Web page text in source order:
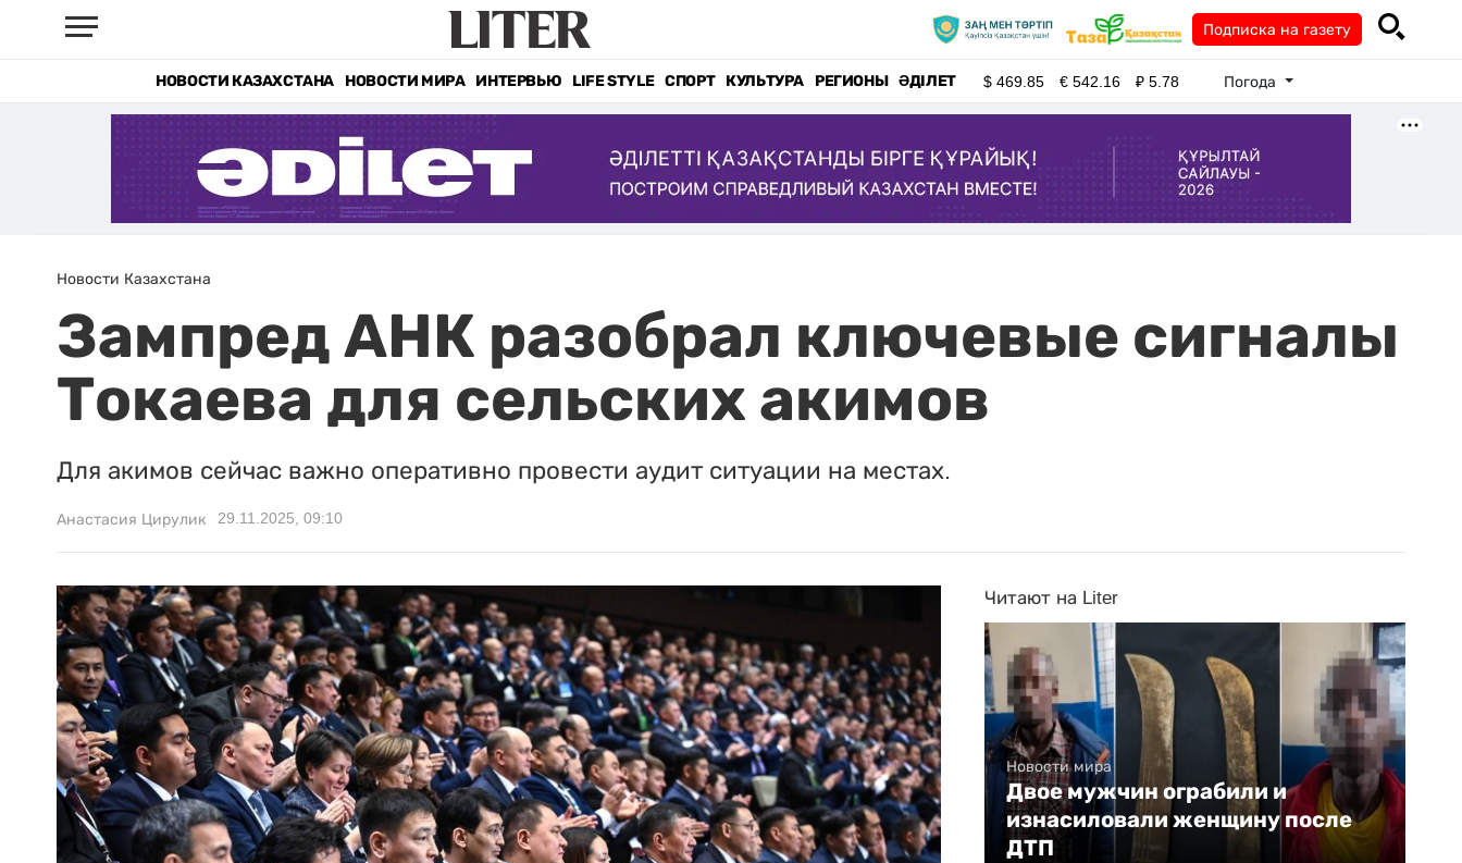
Подписка на газету
НОВОСТИ КАЗАХСТАНА НОВОСТИ МИРА ИНТЕРВЬЮ LIFE STYLE СПОРТ КУЛЬТУРА РЕГИОНЫ ӘДІЛЕТ $469.85 €542.16 ₽5.78 Погода
Новости Казахстана
Зампред АНК разобрал ключевые сигналы
Токаева для сельских акимов
Для акимов сейчас важно оперативно провести аудит ситуации на местах.
Анастасия Цирулик 29.11.2025, 09:10
Читают на Liter
Новости мира
Двое мужчин ограбили и
изнасиловали женщину после
ДТП